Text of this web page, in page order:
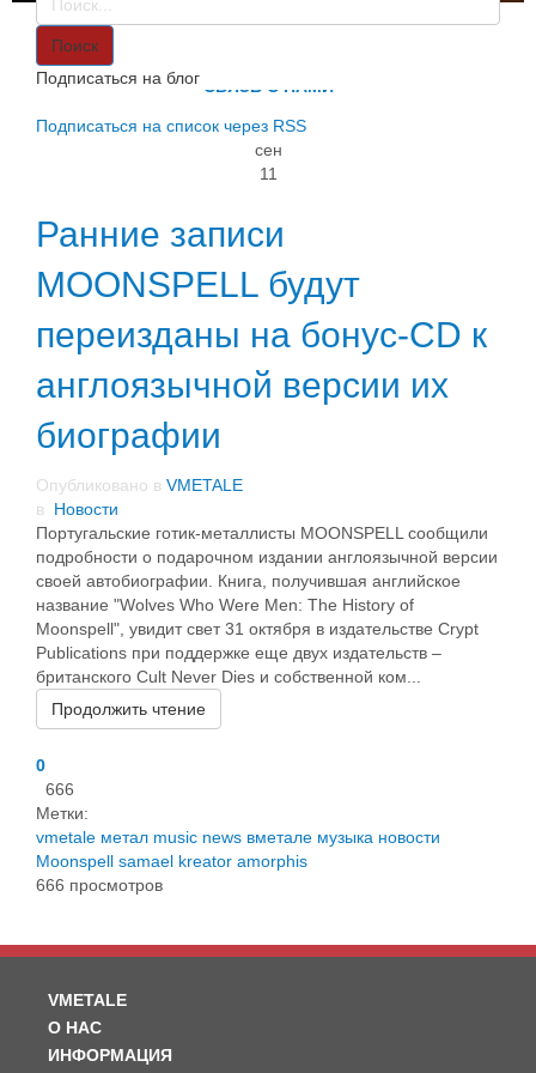
СВЯЗЬ С НАМИ
Поиск
Подписаться на блог
Подписаться на список через RSS
сен
11
Ранние записи
MOONSPELL будут
переизданы на бонус-CD к
англоязычной версии их
биографии
Опубликовано в VMETALE
в Новости
Португальские готик-металлисты MOONSPELL сообщили
подробности о подарочном издании англоязычной версии
своей автобиографии. Книга, получившая английское
название "Wolves Who Were Men: The History of
Moonspell", увидит свет 31 октября в издательстве Crypt
Publications при поддержке еще двух издательств –
британского Cult Never Dies и собственной ком...
Продолжить чтение
0
666
Метки:
vmetale метал music news вметале музыка новости
Moonspell samael kreator amorphis
666 просмотров
VMETALE
О НАС
ИНФОРМАЦИЯ